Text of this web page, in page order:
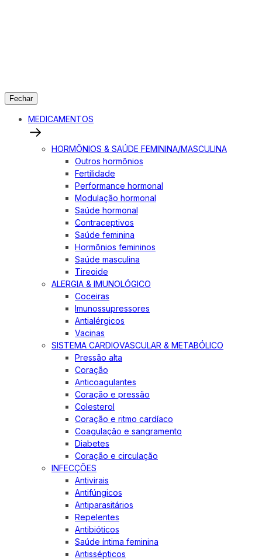
Fechar
MEDICAMENTOS
HORMÔNIOS & SAÚDE FEMININA/MASCULINA
Outros hormônios
Fertilidade
Performance hormonal
Modulação hormonal
Saúde hormonal
Contraceptivos
Saúde feminina
Hormônios femininos
Saúde masculina
Tireoide
ALERGIA & IMUNOLÓGICO
Coceiras
Imunossupressores
Antialérgicos
Vacinas
SISTEMA CARDIOVASCULAR & METABÓLICO
Pressão alta
Coração
Anticoagulantes
Coração e pressão
Colesterol
Coração e ritmo cardíaco
Coagulação e sangramento
Diabetes
Coração e circulação
INFECÇÕES
Antivirais
Antifúngicos
Antiparasitários
Repelentes
Antibióticos
Saúde íntima feminina
Antissépticos